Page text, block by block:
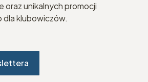
oraz unikalnych promocji
klubowiczów.